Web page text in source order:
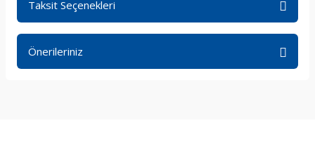
Taksit Seçenekleri
Önerileriniz